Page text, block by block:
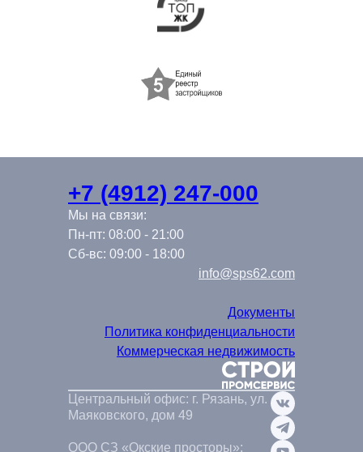
+7 (4912) 247-000
Мы на связи:
Пн-пт: 08:00 - 21:00
Сб-вс: 09:00 - 18:00
info@sps62.com
Документы
Политика конфиденциальности
Коммерческая недвижимость
Центральный офис: г. Рязань, ул.
Маяковского, дом 49
ООО СЗ «Окские просторы»: